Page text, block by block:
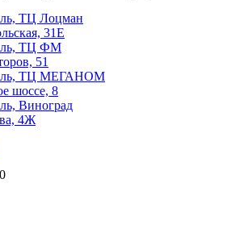
ТЦ Лоцман
31Е
ТЦ ФМ
51
ТЦ МЕГАНОМ
шоссе, 8
Виноград
4Ж